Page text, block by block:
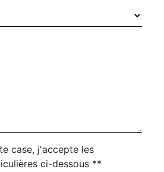
case, j'accepte les
ci-dessous **